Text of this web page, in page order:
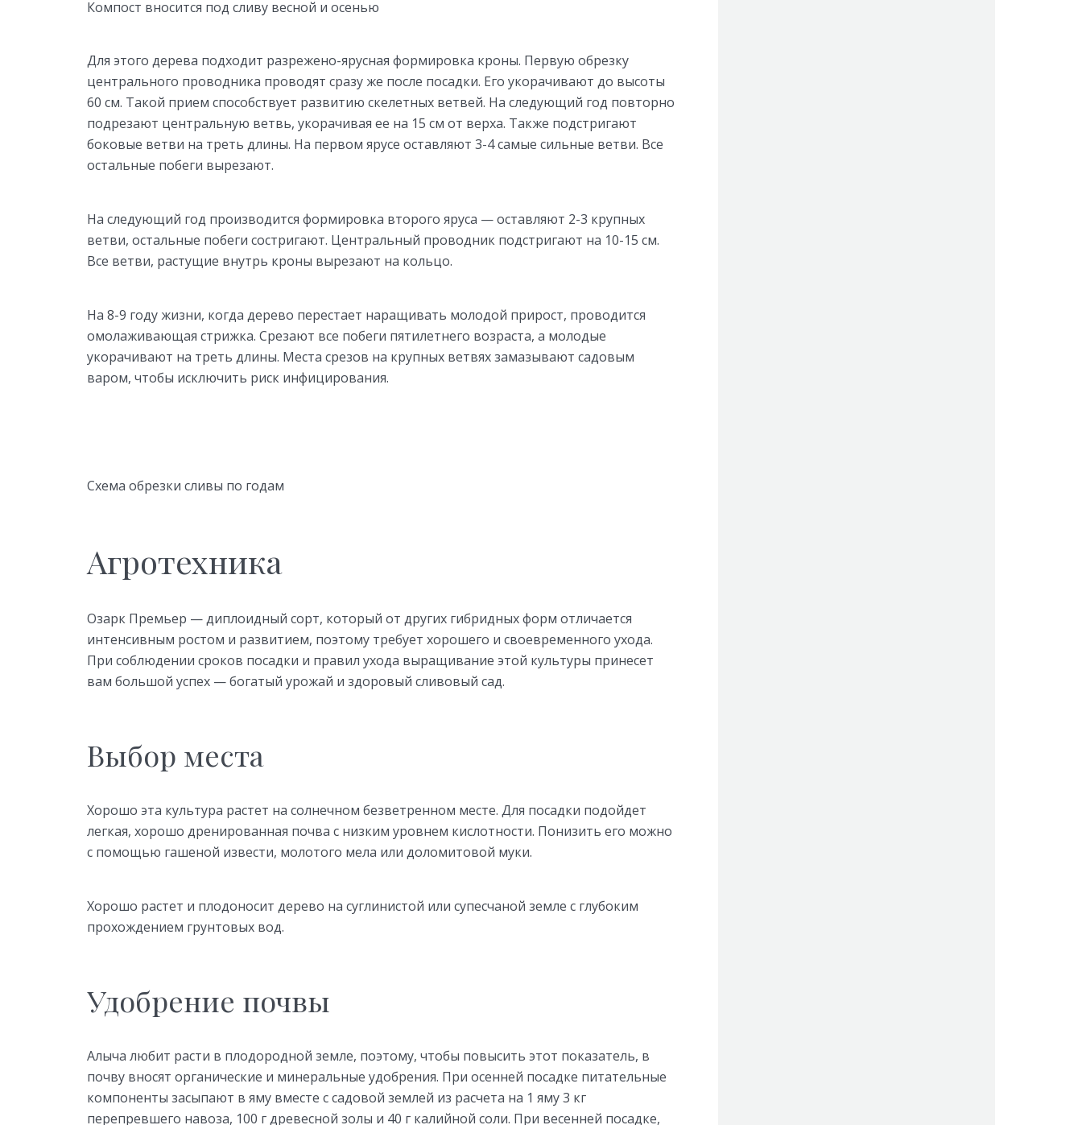
Компост вносится под сливу весной и осенью
Для этого дерева подходит разрежено-ярусная формировка кроны. Первую обрезку
центрального проводника проводят сразу же после посадки. Его укорачивают до высоты
60 см. Такой прием способствует развитию скелетных ветвей. На следующий год повторно
подрезают центральную ветвь, укорачивая ее на 15 см от верха. Также подстригают
боковые ветви на треть длины. На первом ярусе оставляют 3-4 самые сильные ветви. Все
остальные побеги вырезают.
На следующий год производится формировка второго яруса — оставляют 2-3 крупных
ветви, остальные побеги состригают. Центральный проводник подстригают на 10-15 см.
Все ветви, растущие внутрь кроны вырезают на кольцо.
На 8-9 году жизни, когда дерево перестает наращивать молодой прирост, проводится
омолаживающая стрижка. Срезают все побеги пятилетнего возраста, а молодые
укорачивают на треть длины. Места срезов на крупных ветвях замазывают садовым
варом, чтобы исключить риск инфицирования.
Схема обрезки сливы по годам
Агротехника
Озарк Премьер — диплоидный сорт, который от других гибридных форм отличается
интенсивным ростом и развитием, поэтому требует хорошего и своевременного ухода.
При соблюдении сроков посадки и правил ухода выращивание этой культуры принесет
вам большой успех — богатый урожай и здоровый сливовый сад.
Выбор места
Хорошо эта культура растет на солнечном безветренном месте. Для посадки подойдет
легкая, хорошо дренированная почва с низким уровнем кислотности. Понизить его можно
с помощью гашеной извести, молотого мела или доломитовой муки.
Хорошо растет и плодоносит дерево на суглинистой или супесчаной земле с глубоким
прохождением грунтовых вод.
Удобрение почвы
Алыча любит расти в плодородной земле, поэтому, чтобы повысить этот показатель, в
почву вносят органические и минеральные удобрения. При осенней посадке питательные
компоненты засыпают в яму вместе с садовой землей из расчета на 1 яму 3 кг
перепревшего навоза, 100 г древесной золы и 40 г калийной соли. При весенней посадке,